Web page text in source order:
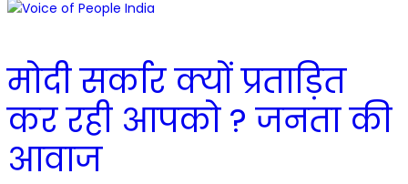
मोदी सर्कार क्यों प्रताड़ित
कर रही आपको ? जनता की
आवाज